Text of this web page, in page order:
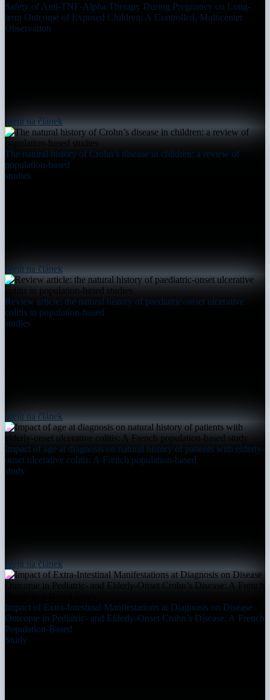
Safety of Anti-TNF-Alpha Therapy During Pregnancy on Long-
term Outcome of Exposed Children: A Controlled, Multicenter
Observation
přejít na článek
The natural history of Crohn’s disease in children: a review of
population-based
studies
přejít na článek
Review article: the natural history of paediatric-onset ulcerative
colitis in population-based
studies
přejít na článek
Impact of age at diagnosis on natural history of patients with elderly-
onset ulcerative colitis: A French population-based
study
přejít na článek
Impact of Extra-Intestinal Manifestations at Diagnosis on Disease
Outcome in Pediatric- and Elderly-Onset Crohn’s Disease: A French
Population-Based
Study